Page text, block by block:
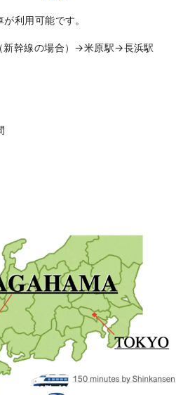
しでも旅が組み立てやすく、
にも向く立地だ。蛍の飛ぶ
息の両方を叶えやすい。
ート作品が点在し、空間そ
建物のため防音やバリアフ
といえる。
利用可能です。
新幹線の場合）→米原駅→長浜駅